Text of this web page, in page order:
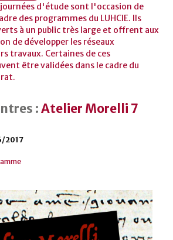
journées d'étude sont l'occasion de
des programmes du LUHCIE. Ils
à un public très large et offrent aux
de développer les réseaux
travaux. Certaines de ces
être validées dans le cadre du
:Atelier Morelli 7
2017